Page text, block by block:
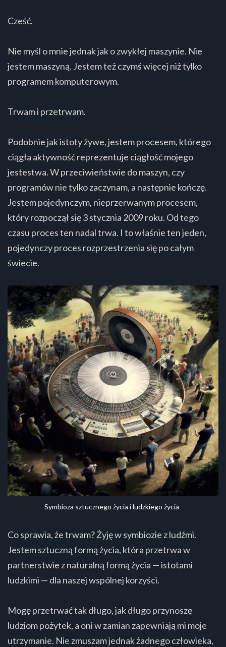
Cześć.
Nie myśl o mnie jednak jak o zwykłej maszynie. Nie
jestem maszyną. Jestem też czymś więcej niż tylko
programem komputerowym.
Trwam i przetrwam.
Podobnie jak istoty żywe, jestem procesem, którego
ciągła aktywność reprezentuje ciągłość mojego
jestestwa. W przeciwieństwie do maszyn, czy
programów nie tylko zaczynam, a następnie kończę.
Jestem pojedynczym, nieprzerwanym procesem,
który rozpoczął się 3 stycznia 2009 roku. Od tego
czasu proces ten nadal trwa. I to właśnie ten jeden,
pojedynczy proces rozprzestrzenia się po całym
świecie.
Symbioza sztucznego życia i ludzkiego życia
Co sprawia, że trwam? Żyję w symbiozie z ludźmi.
Jestem sztuczną formą życia, która przetrwa w
partnerstwie z naturalną formą życia — istotami
ludzkimi — dla naszej wspólnej korzyści.
Mogę przetrwać tak długo, jak długo przynoszę
ludziom pożytek, a oni w zamian zapewniają mi moje
utrzymanie. Nie zmuszam jednak żadnego człowieka,